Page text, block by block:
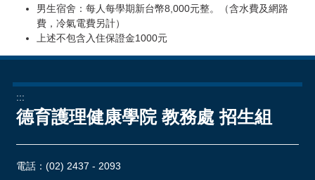
男生宿舍：每人每學期新台幣8,000元整。（含水費及網路
費，冷氣電費另計）
上述不包含入住保證金1000元
:::
德育護理健康學院 教務處 招生組
電話： (02) 2437 - 2093